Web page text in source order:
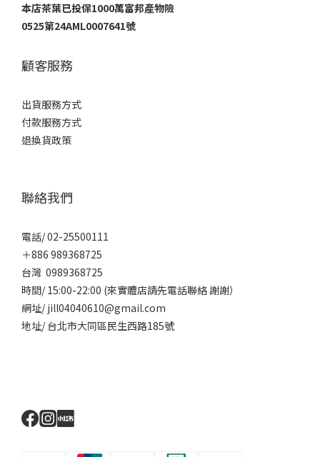
本店茶葉已投保1000萬富邦產物險
0525第24AML0007641號
顧客服務
出貨服務方式
付款服務方式
退換貨政策
聯絡我們
電話/ 02-25500111
＋886 989368725
台灣 0989368725
時間/ 15:00-22:00 (來實體店請先電話聯絡 謝謝）
網址/ jill04040610@gmail.com
地址/ 台北市大同區民生西路185號